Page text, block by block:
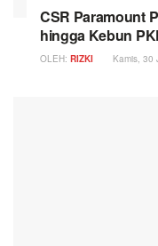
CSR Paramount
hingga Kebun
OLEH: RIZKI Kamis, 30